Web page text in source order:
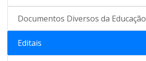
Documentos Diversos da Educação
Editais